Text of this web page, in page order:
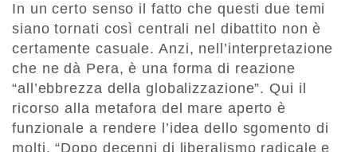
In un certo senso il fatto che questi due temi
siano tornati così centrali nel dibattito non è
certamente casuale. Anzi, nell’interpretazione
che ne dà Pera, è una forma di reazione
“all’ebbrezza della globalizzazione”. Qui il
ricorso alla metafora del mare aperto è
funzionale a rendere l’idea dello sgomento di
molti. “Dopo decenni di liberalismo radicale e